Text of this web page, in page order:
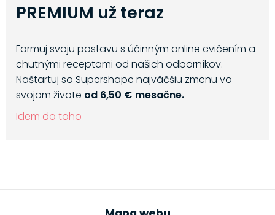
PREMIUM už teraz
Formuj svoju postavu s účinným online cvičením a
chutnými receptami od našich odborníkov.
Naštartuj so Supershape najväčšiu zmenu vo
svojom živote od 6,50 € mesačne.
Idem do toho